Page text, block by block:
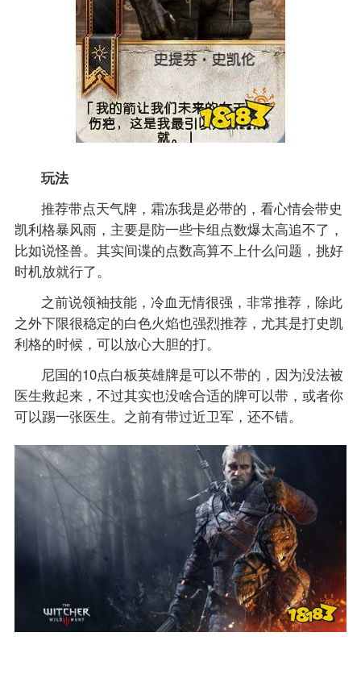
玩法
推荐带点天气牌，霜冻我是必带的，看心情会带史
凯利格暴风雨，主要是防一些卡组点数爆太高追不了，
比如说怪兽。其实间谍的点数高算不上什么问题，挑好
时机放就行了。
之前说领袖技能，冷血无情很强，非常推荐，除此
之外下限很稳定的白色火焰也强烈推荐，尤其是打史凯
利格的时候，可以放心大胆的打。
尼国的10点白板英雄牌是可以不带的，因为没法被
医生救起来，不过其实也没啥合适的牌可以带，或者你
可以踢一张医生。之前有带过近卫军，还不错。